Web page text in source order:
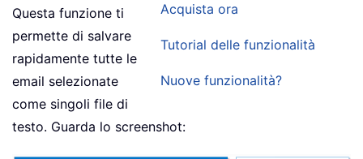
Acquista ora
Tutorial delle funzionalità
Nuove funzionalità?
Questa funzione ti
permette di salvare
rapidamente tutte le
email selezionate
come singoli file di
testo. Guarda lo screenshot: